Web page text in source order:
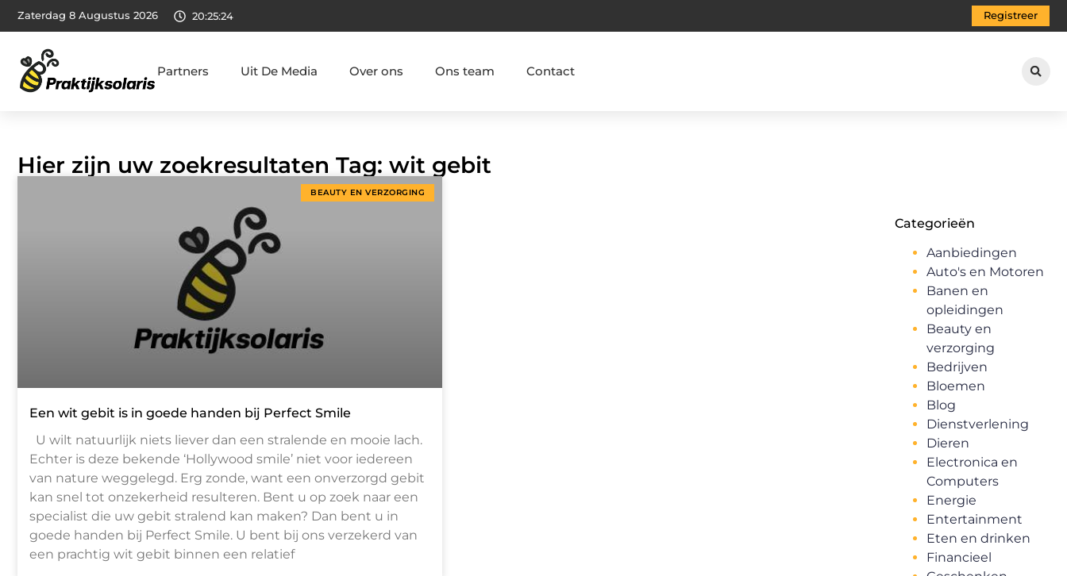
Zaterdag 8 Augustus 2026 20:25:25 Registreer
Partners Uit De Media Over ons Ons team Contact
Hier zijn uw zoekresultaten Tag: wit gebit
BEAUTY EN VERZORGING
Een wit gebit is in goede handen bij Perfect Smile
U wilt natuurlijk niets liever dan een stralende en mooie lach.
Echter is deze bekende ‘Hollywood smile’ niet voor iedereen
van nature weggelegd. Erg zonde, want een onverzorgd gebit
kan snel tot onzekerheid resulteren. Bent u op zoek naar een
specialist die uw gebit stralend kan maken? Dan bent u in
goede handen bij Perfect Smile. U bent bij ons verzekerd van
een prachtig wit gebit binnen een relatief
Categorieën
Aanbiedingen
Auto's en Motoren
Banen en
opleidingen
Beauty en
verzorging
Bedrijven
Bloemen
Blog
Dienstverlening
Dieren
Electronica en
Computers
Energie
Entertainment
Eten en drinken
Financieel